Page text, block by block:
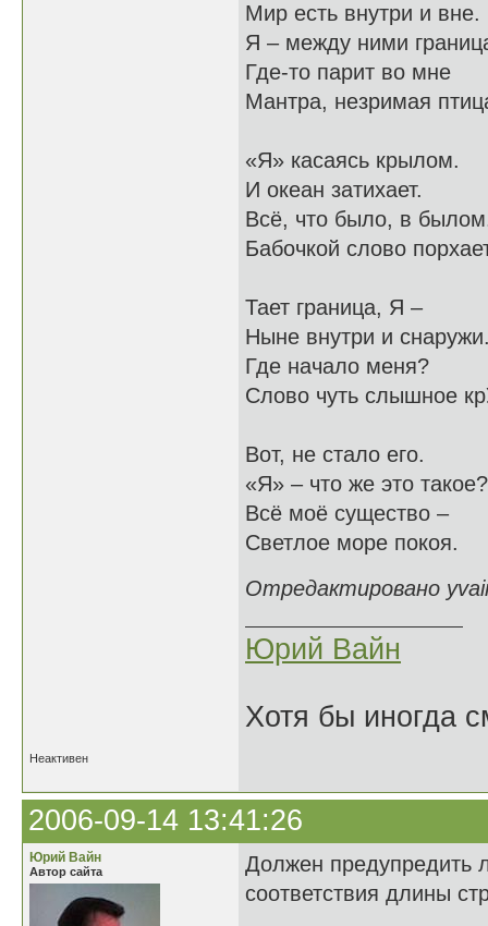
Мир есть внутри и вне.
Я – между ними
Где-то парит во мне
Мантра, незримая
«Я» касаясь крылом.
И океан затихает.
Всё, что было, в
Бабочкой слово
Тает граница, Я –
Ныне внутри и
Где начало меня?
Слово чуть слышное
Вот, не стало его.
«Я» – что же это такое?
Всё моё существо –
Светлое море покоя.
Отредактировано
Юрий Вайн
Хотя бы иногда
Неактивен
2006-09-14 13:41:26
Юрий Вайн
Автор сайта
Должен предупредить
соответствия длины